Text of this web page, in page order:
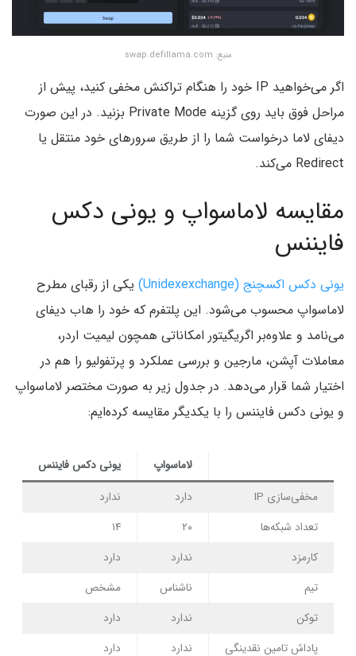
منبع: swap.defillama.com
اگر می‌خواهید IP خود را هنگام تراکنش مخفی کنید، پیش از
مراحل فوق باید روی گزینه Private Mode بزنید. در این صورت
دیفای لاما درخواست شما را از طریق سرورهای خود منتقل یا
Redirect می‌کند.
مقایسه لاماسواپ و یونی دکس
فایننس
یونی دکس اکسچنج (Unidexexchange)
یکی از رقبای مطرح
لاماسواپ محسوب می‌شود. این پلتفرم که خود را هاب دیفای
می‌نامد و علاوه‌بر اگریگیتور امکاناتی همچون لیمیت اردر،
معاملات آپشن، مارجین و بررسی عملکرد و پرتفولیو را هم در
اختیار شما قرار می‌دهد. در جدول زیر به صورت مختصر لاماسواپ
و یونی دکس فایننس را با یکدیگر مقایسه کرده‌ایم:
لاماسواپ
یونی دکس فایننس
مخفی‌سازی IP
دارد
ندارد
تعداد شبکه‌ها
۲۰
۱۴
کارمزد
ندارد
دارد
تیم
ناشناس
مشخص
توکن
ندارد
دارد
پاداش تامین نقدینگی
ندارد دارد